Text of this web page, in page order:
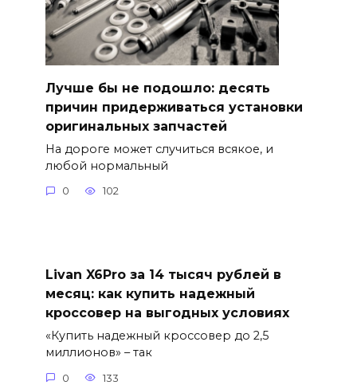
Лучше бы не подошло: десять
причин придерживаться установки
оригинальных запчастей
На дороге может случиться всякое, и
любой нормальный
0 102
Livan X6Pro за 14 тысяч рублей в
месяц: как купить надежный
кроссовер на выгодных условиях
«Купить надежный кроссовер до 2,5
миллионов» – так
0 133